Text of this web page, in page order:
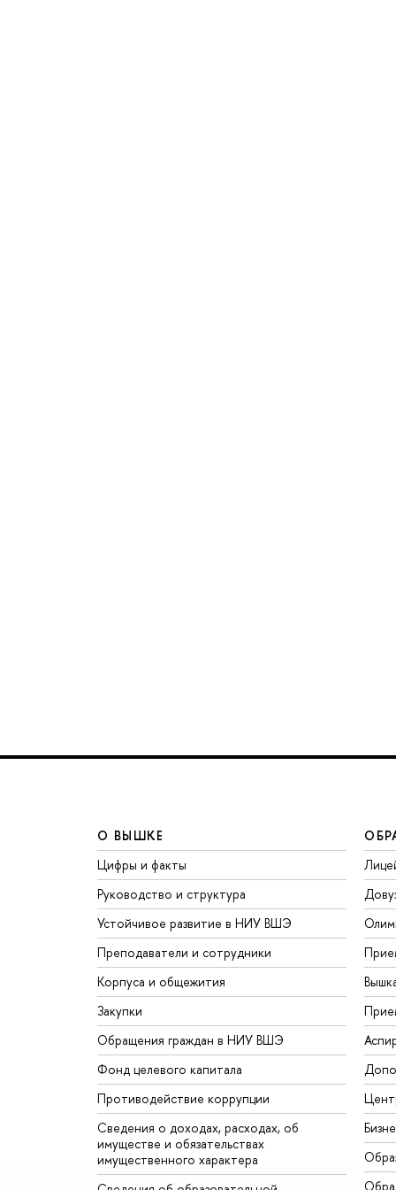
О ВЫШКЕ
Цифры и факты
Руководство и структура
Устойчивое развитие в НИУ ВШЭ
Преподаватели и сотрудники
Корпуса и общежития
Закупки
Обращения граждан в НИУ ВШЭ
Фонд целевого капитала
Противодействие коррупции
Сведения о доходах, расходах, об
имуществе и обязательствах
имущественного характера